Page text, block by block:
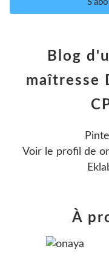
Blog
maîtresse
Voir le profil de
À